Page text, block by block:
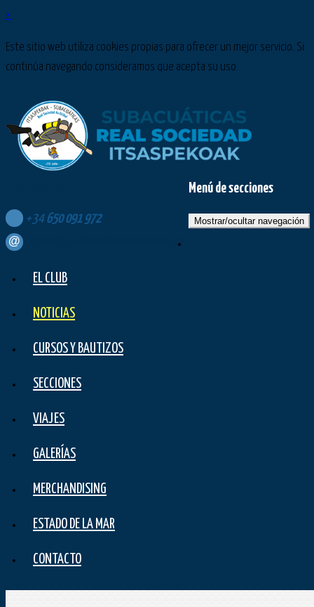
×
Este sitio web utiliza cookies propias para ofrecer un mejor servicio. Si
continúa navegando consideramos que acepta su uso.
+34 650 091 972
contacto@subacuaticasrealsociedad.com
Menú de secciones
Mostrar/ocultar navegación
EL CLUB
NOTICIAS
CURSOS Y BAUTIZOS
SECCIONES
VIAJES
GALERÍAS
MERCHANDISING
ESTADO DE LA MAR
CONTACTO